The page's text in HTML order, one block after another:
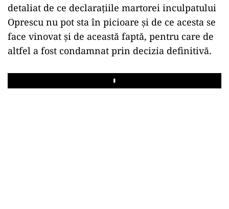
detaliat de ce declarațiile martorei inculpatului
Oprescu nu pot sta în picioare și de ce acesta se
face vinovat și de această faptă, pentru care de
altfel a fost condamnat prin decizia definitivă.
Play